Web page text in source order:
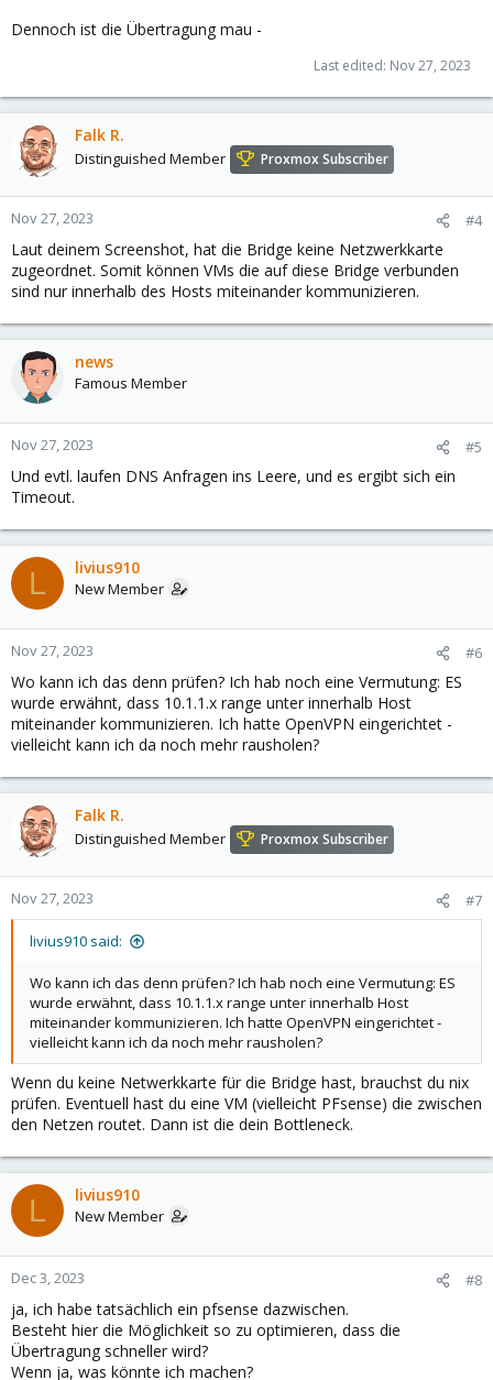
Dennoch ist die Übertragung mau -
Last edited: Nov 27, 2023
Falk R.
Distinguished Member Proxmox Subscriber
Nov 27, 2023 #4
Laut deinem Screenshot, hat die Bridge keine Netzwerkkarte
zugeordnet. Somit können VMs die auf diese Bridge verbunden
sind nur innerhalb des Hosts miteinander kommunizieren.
news
Famous Member
Nov 27, 2023 #5
Und evtl. laufen DNS Anfragen ins Leere, und es ergibt sich ein
Timeout.
L livius910
New Member
Nov 27, 2023 #6
Wo kann ich das denn prüfen? Ich hab noch eine Vermutung: ES
wurde erwähnt, dass 10.1.1.x range unter innerhalb Host
miteinander kommunizieren. Ich hatte OpenVPN eingerichtet -
vielleicht kann ich da noch mehr rausholen?
Falk R.
Distinguished Member Proxmox Subscriber
Nov 27, 2023 #7
livius910 said:
Wo kann ich das denn prüfen? Ich hab noch eine Vermutung: ES
wurde erwähnt, dass 10.1.1.x range unter innerhalb Host
miteinander kommunizieren. Ich hatte OpenVPN eingerichtet -
vielleicht kann ich da noch mehr rausholen?
Wenn du keine Netwerkkarte für die Bridge hast, brauchst du nix
prüfen. Eventuell hast du eine VM (vielleicht PFsense) die zwischen
den Netzen routet. Dann ist die dein Bottleneck.
L livius910
New Member
Dec 3, 2023 #8
ja, ich habe tatsächlich ein pfsense dazwischen.
Besteht hier die Möglichkeit so zu optimieren, dass die
Übertragung schneller wird?
Wenn ja, was könnte ich machen?